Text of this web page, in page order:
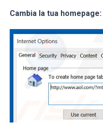
Cambia la tua homepage: